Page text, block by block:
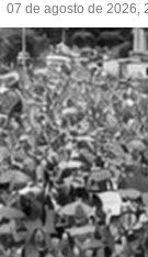
07 de agosto de 2026,